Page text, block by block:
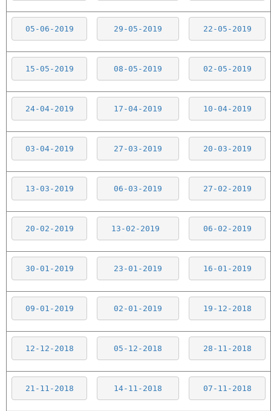
05-06-2019 29-05-2019 22-05-2019
15-05-2019 08-05-2019 02-05-2019
24-04-2019 17-04-2019 10-04-2019
03-04-2019 27-03-2019 20-03-2019
13-03-2019 06-03-2019 27-02-2019
20-02-2019 13-02-2019 06-02-2019
30-01-2019 23-01-2019 16-01-2019
09-01-2019 02-01-2019 19-12-2018
12-12-2018 05-12-2018 28-11-2018
21-11-2018 14-11-2018 07-11-2018